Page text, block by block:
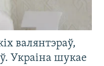
валянтэраў,
Украіна шукае